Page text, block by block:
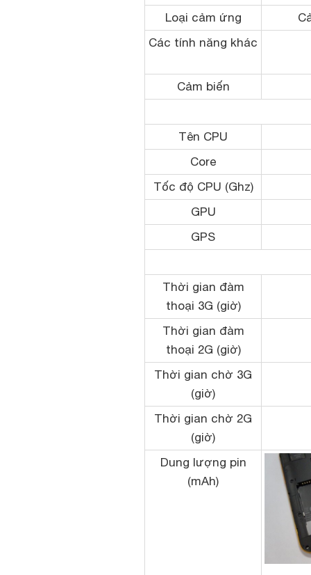
Loại cảm ứng
Các tính năng khác
Cảm biến
Tên CPU
Core
Tốc độ CPU (Ghz)
GPU
GPS
Thời gian đàm
thoại 3G (giờ)
Thời gian đàm
thoại 2G (giờ)
Thời gian chờ 3G
(giờ)
Thời gian chờ 2G
(giờ)
Dung lượng pin
(mAh)